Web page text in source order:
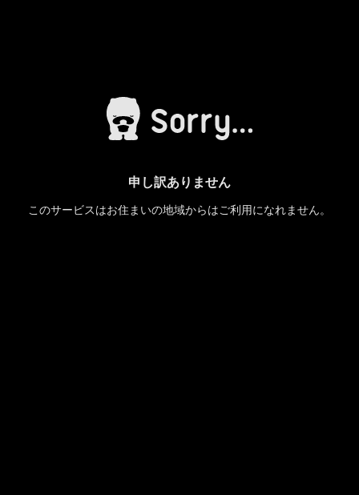
申し訳ありません
このサービスはお住まいの地域からはご利用になれません。